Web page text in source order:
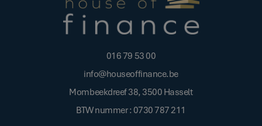
016 79 53 00
info@houseoffinance.be
Mombeekdreef 38, 3500 Hasselt
BTW nummer : 0730 787 211